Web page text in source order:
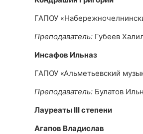
ГАПОУ
Преподаватель: Губеев
Инсафов Ильназ
ГАПОУ «Альметьевский
Преподаватель: Булатов
Лауреаты IIIстепени
Агапов Владислав